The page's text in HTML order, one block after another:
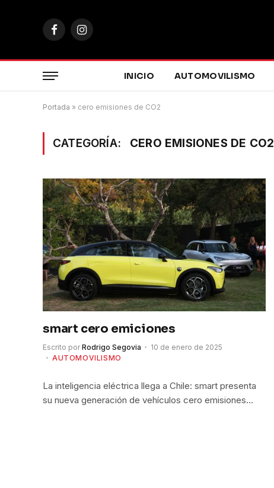
FacebookInstagram
INICIO AUTOMOVILISMO
Portada » cero emisiones de CO2
CATEGORÍA: CERO EMISIONES DE CO2
smart cero emiciones
Escrito por Rodrigo Segovia
10 de enero de 2025
AUTOMOVILISMO
La inteligencia eléctrica llega a Chile: smart presenta
su nueva generación de vehículos cero emisiones…